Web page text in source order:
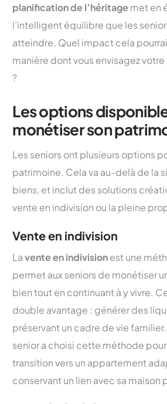
planification de l’héritage met en
l’intelligent équilibre que les
atteindre. Quel impact cela
manière dont vous envisagez
?
Les options
monétiser son
Les seniors ont plusieurs options
patrimoine. Cela va au-delà de la
biens, et inclut des solutions
vente en indivision ou la pleine
Vente en indivision
Lavente en indivisionest une
permet aux seniors de monétiser
bien tout en continuant à y vivre.
double avantage : générer des
préservant un cadre de vie
senior a choisi cette méthode
transition vers un appartement
conservant un lien avec sa maison